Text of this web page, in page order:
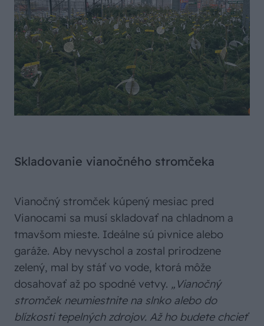
Skladovanie vianočného stromčeka
Vianočný stromček kúpený mesiac pred
Vianocami sa musí skladovať na chladnom a
tmavšom mieste. Ideálne sú pivnice alebo
garáže. Aby nevyschol a zostal prirodzene
zelený, mal by stáť vo vode, ktorá môže
dosahovať až po spodné vetvy. „Vianočný
stromček neumiestnite na slnko alebo do
blízkosti tepelných zdrojov. Až ho budete chcieť